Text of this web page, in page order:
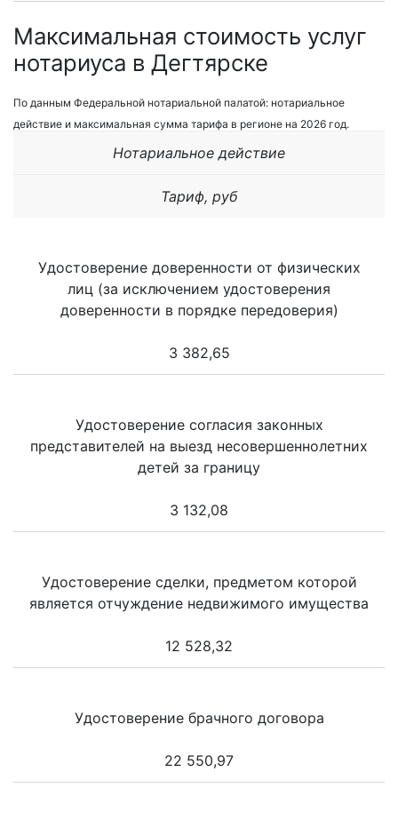
Максимальная стоимость услуг
нотариуса в Дегтярске
По данным Федеральной нотариальной палатой: нотариальное
действие и максимальная сумма тарифа в регионе на 2026 год.
Нотариальное действие
Тариф, руб
Удостоверение доверенности от физических
лиц (за исключением удостоверения
доверенности в порядке передоверия)
3 382,65
Удостоверение согласия законных
представителей на выезд несовершеннолетних
детей за границу
3 132,08
Удостоверение сделки, предметом которой
является отчуждение недвижимого имущества
12 528,32
Удостоверение брачного договора
22 550,97